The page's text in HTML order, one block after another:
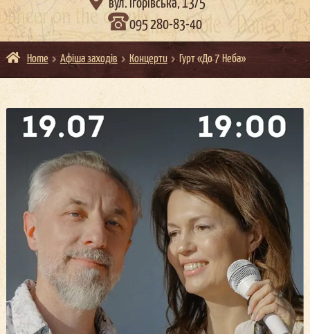
вул. Ігорівська, 13/5
095 280-83-40
Home Афіша заходів Концерти Гурт «До 7 Неба»